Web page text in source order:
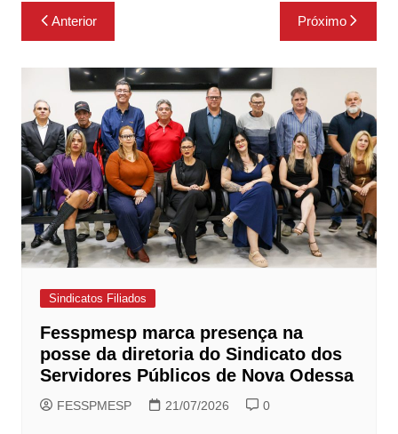
Navegação
de
Post
Anterior Próximo
Sindicatos Filiados
Fesspmesp marca presença na
posse da diretoria do Sindicato dos
Servidores Públicos de Nova Odessa
FESSPMESP 21/07/2026 0